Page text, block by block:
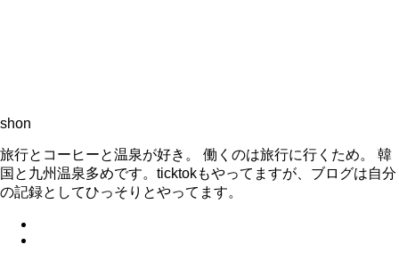
shon
旅行とコーヒーと温泉が好き。 働くのは旅行に行くため。 韓
国と九州温泉多めです。ticktokもやってますが、ブログは自分
の記録としてひっそりとやってます。